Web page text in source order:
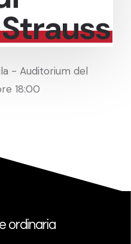
- Auditorium del
18:00
ordinaria